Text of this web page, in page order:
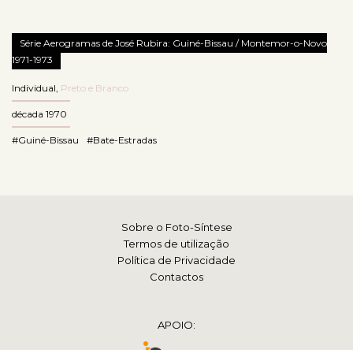
Série Aerogramas de José Rubira: Guiné-Bissau / Montemor-o-Novo
1971-1973
Individual, Preto e Branco
década 1970
#Guiné-Bissau #Bate-Estradas
Sobre o Foto-Síntese
Termos de utilização
Política de Privacidade
Contactos
APOIO: